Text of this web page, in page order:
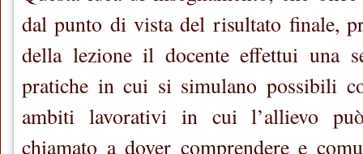
dal punto di vista del risultato finale,
della lezione il docente effettui una
pratiche in cui si simulano possibili
ambiti lavorativi in cui l’allievo
chiamato a dover comprendere e